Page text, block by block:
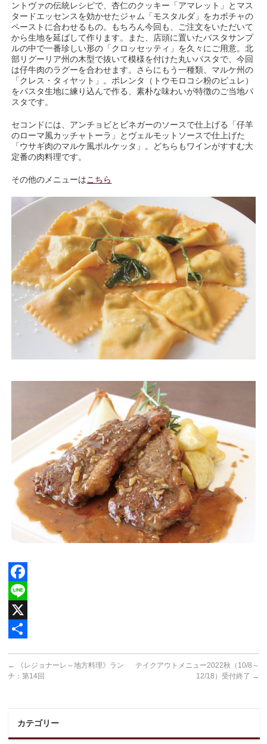
ントヴァの伝統レシピで、杏仁のクッキー「アマレット」とマス
タードエッセンスを効かせたジャム「モスタルダ」をカボチャの
ペーストに合わせるもの。もちろん今回も、ご注文をいただいて
から生地を延ばして作ります。また、店頭に置いたパスタサンプ
ルの中で一番珍しい形の「クロッセッティ」を久々にご用意。北
部リグーリア州の木型で抜いて模様を付けた丸いパスタで、今回
は仔牛肉のラグーを合わせます。さらにもう一種類、マルケ州の
「クレス・タィヤット」。ポレンタ（トウモロコシ粉のピュレ）
をパスタ生地に練り込んで作る、素朴な味わいが特徴のご当地パ
スタです。
セコンドには、アンチョビとビネガーのソースで仕上げる「仔羊
のローマ風カッチャトーラ」とヴェルモットソースで仕上げた
「ウサギ肉のマルケ風ポルケッタ」。どちらもワインがすすむ大
定番の肉料理です。
その他のメニューはこちら
Facebook
Line
X
有
←
《レジョナーレ～地方料理》ラン
チ：第14回
テイクアウトメニュー2022秋（10/8～
12/18）受付終了 →
カテゴリー